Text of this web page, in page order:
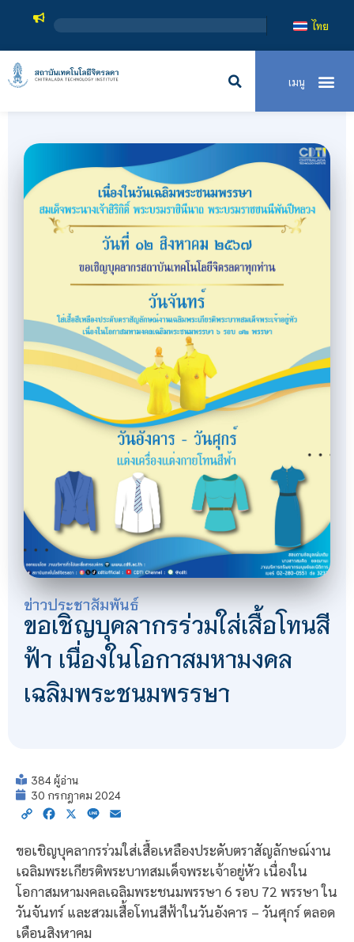
สถาบันเ
ไทย
ข่าวประชาสัมพันธ์
ขอเชิญบุคลากรร่วมใส่เสื้อโทนสี
ฟ้า เนื่องในโอกาสมหามงคล
เฉลิมพระชนมพรรษา
384 ผู้อ่าน
30 กรกฎาคม 2024
Copy Facebook
X Line
ขอเชิญบุคลากรร่วมใส่เสื้อเหลืองประดับตราสัญลักษณ์งาน
เฉลิมพระเกียรติพระบาทสมเด็จพระเจ้าอยู่หัว เนื่องใน
โอกาสมหามงคลเฉลิมพระชนมพรรษา 6 รอบ 72 พรรษา ใน
วันจันทร์ และสวมเสื้อโทนสีฟ้าในวันอังคาร – วันศุกร์ ตลอด
เดือนสิงหาคม